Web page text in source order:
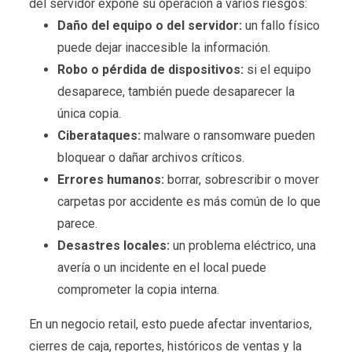
del servidor expone su operación a varios riesgos:
Daño del equipo o del servidor: un fallo físico
puede dejar inaccesible la información.
Robo o pérdida de dispositivos: si el equipo
desaparece, también puede desaparecer la
única copia.
Ciberataques: malware o ransomware pueden
bloquear o dañar archivos críticos.
Errores humanos: borrar, sobrescribir o mover
carpetas por accidente es más común de lo que
parece.
Desastres locales: un problema eléctrico, una
avería o un incidente en el local puede
comprometer la copia interna.
En un negocio retail, esto puede afectar inventarios,
cierres de caja, reportes, históricos de ventas y la